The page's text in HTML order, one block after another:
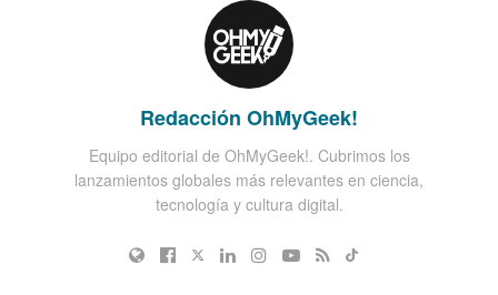
Redacción OhMyGeek!
Equipo editorial de OhMyGeek!. Cubrimos los
lanzamientos globales más relevantes en ciencia,
tecnología y cultura digital.